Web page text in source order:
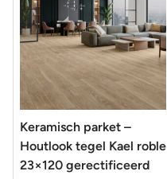
Keramisch parket –
Houtlook tegel Kael roble
23×120 gerectificeerd